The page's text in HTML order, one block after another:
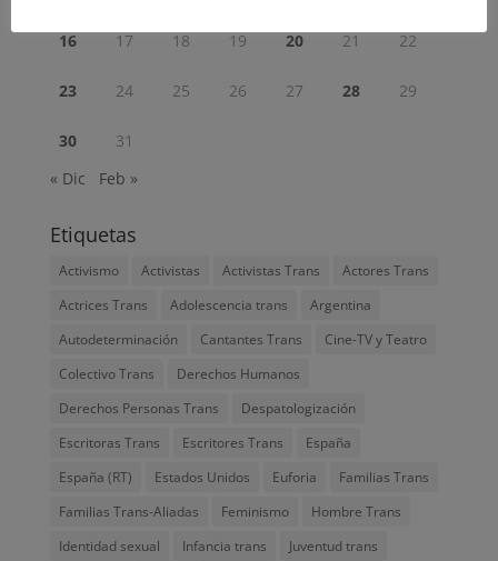
16 17 18 19 20 21 22
23 24 25 26 27 28 29
30
31
« Dic
Feb »
Etiquetas
Activismo Activistas Activistas Trans
Actores Trans
Actrices Trans
Adolescencia trans
Argentina
Autodeterminación
Cantantes Trans
Cine-TV y Teatro
Colectivo Trans
Derechos Humanos
Derechos Personas Trans
Despatologización
Escritoras Trans
Escritores Trans
España
España (RT)
Estados Unidos Euforia
Familias Trans
Familias Trans-Aliadas
Feminismo
Hombre Trans
Identidad sexual
Infancia trans
Juventud trans